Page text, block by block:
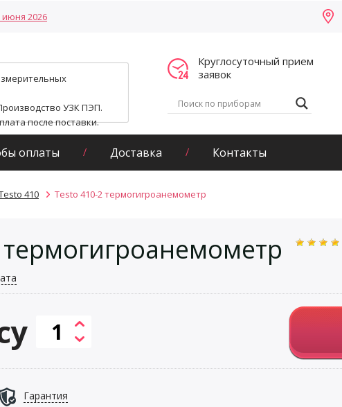
июня 2026
УЗК ПЭП.
после поставки.
Круглосуточный прием
заявок
оплаты Доставка Контакты
410 Testo 410-2 термогигроанемометр
Гарантия